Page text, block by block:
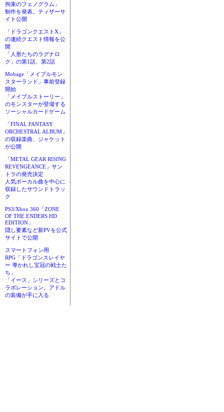
拘束のフェノグラム」
制作を発表。ティザーサ
イト公開
「ドラゴンクエストX」
の連続クエスト情報を公
開
「人形たちのラグナロ
ク」の第1話、第2話
Mobage「メイプルモン
スターランド」事前登録
開始
「メイプルストーリー」
のモンスターが登場する
ソーシャルカードゲーム
「FINAL FANTASY
ORCHESTRAL ALBUM」
の収録楽曲、ジャケット
が公開
「METAL GEAR RISING
REVENGEANCE」サン
トラの発売決定
人気ボーカル曲を中心に
収録したサウンドトラッ
ク
PS3/Xbox 360「ZONE
OF THE ENDERS HD
EDITION」
隠し要素など新PVを公式
サイトで公開
スマートフォン用
RPG「ドラゴンスレイヤ
ー 導かれし宝冠の戦士た
ち」
「イース」シリーズとコ
ラボレーション。アドル
の装備が手に入る